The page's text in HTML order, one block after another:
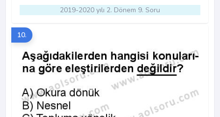
2019-2020 yılı 2. Dönem 9. Soru
10.